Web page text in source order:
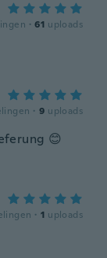
· 61 uploads
· 9 uploads
😊
· 1 uploads